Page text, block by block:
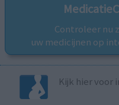
Controleer nu
uw medicijnen op
Kijk hier voor